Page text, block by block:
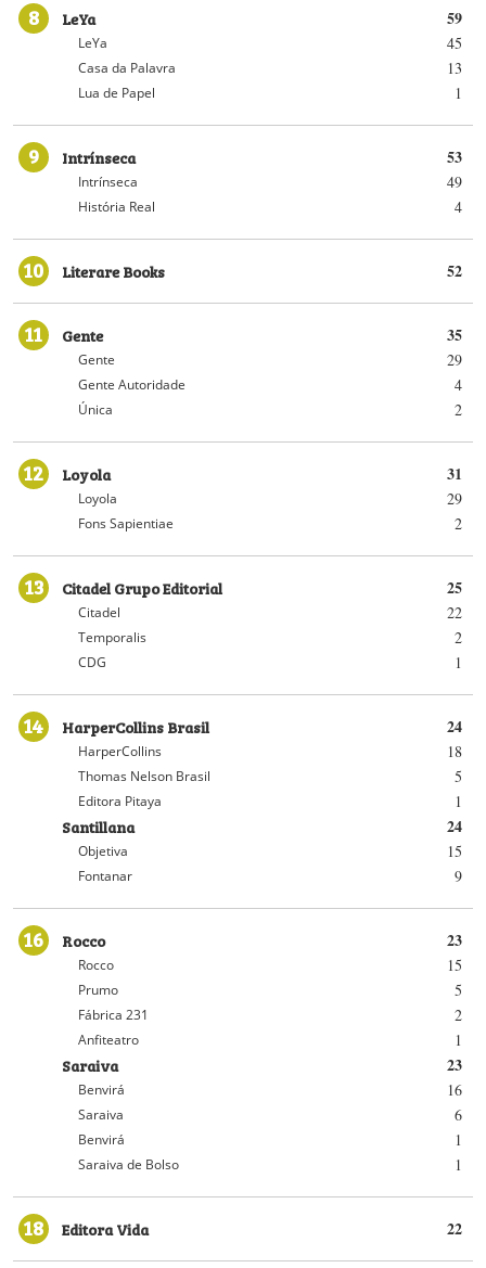
8 59
LeYa
45
LeYa
13
Casa da Palavra
1
Lua de Papel
9 53
Intrínseca
49
Intrínseca
4
História Real
10 52
Literare Books
11 35
Gente
29
Gente
4
Gente Autoridade
2
Única
12 31
Loyola
29
Loyola
2
Fons Sapientiae
13 25
Citadel Grupo Editorial
22
Citadel
2
Temporalis
1
CDG
14 24
HarperCollins Brasil
18
HarperCollins
5
Thomas Nelson Brasil
1
Editora Pitaya
24
Santillana
15
Objetiva
9
Fontanar
16 23
Rocco
15
Rocco
5
Prumo
2
Fábrica 231
1
Anfiteatro
23
Saraiva
16
Benvirá
6
Saraiva
1
Benvirá
1
Saraiva de Bolso
18 22
Editora Vida